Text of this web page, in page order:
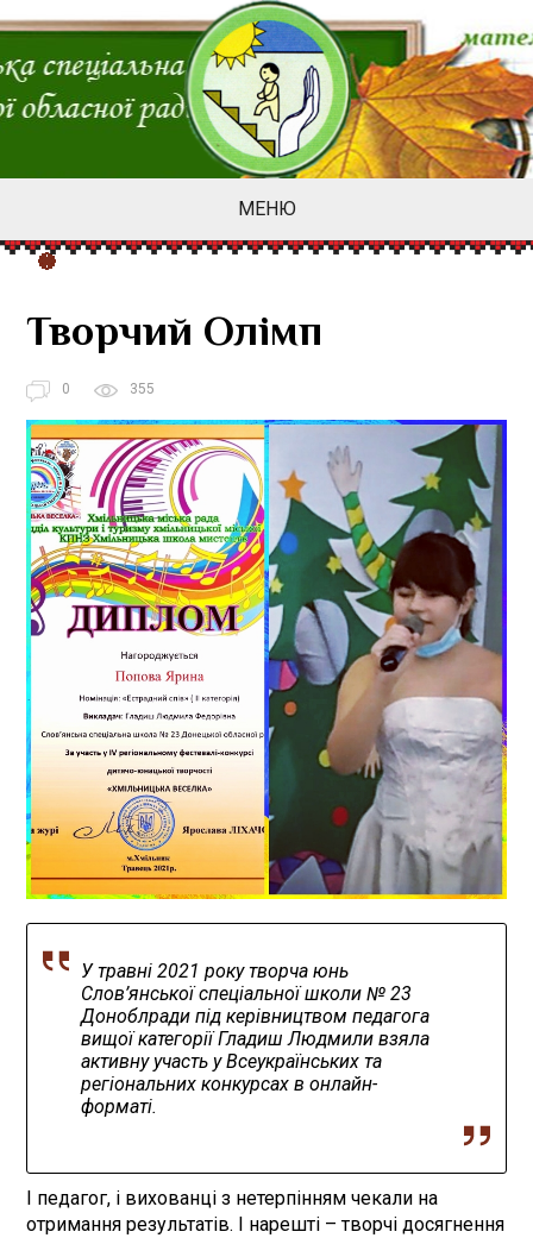
МЕНЮ
Творчий Олімп
0 355
У травні 2021 року творча юнь
Слов’янської спеціальної школи № 23
Доноблради під керівництвом педагога
вищої категорії Гладиш Людмили взяла
активну участь у Всеукраїнських та
регіональних конкурсах в онлайн-
форматі.
І педагог, і вихованці з нетерпінням чекали на
отримання результатів. І нарешті – творчі досягнення